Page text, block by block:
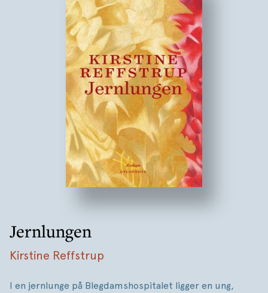
Jernlungen
Kirstine Reffstrup
I en jernlunge på Blegdamshospitalet ligger en ung,